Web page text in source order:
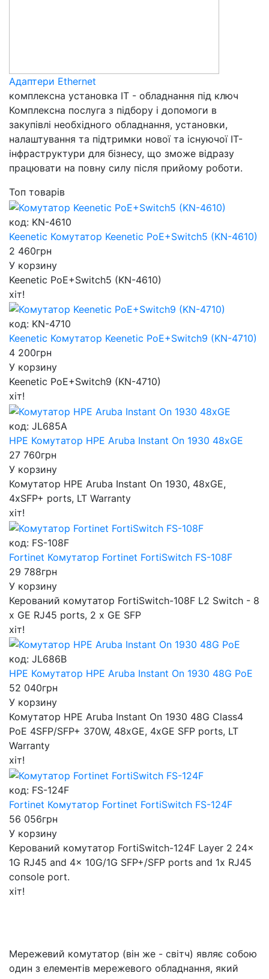
Адаптери Ethernet
комплексна установка ІТ - обладнання під ключ
Комплексна послуга з підбору і допомоги в
закупівлі необхідного обладнання, установки,
налаштування та підтримки нової та існуючої IT-
інфраструктури для бізнесу, що зможе відразу
працювати на повну силу після прийому роботи.
Топ товарів
код: KN-4610
Keenetic Комутатор Keenetic PoE+Switch5 (KN-4610)
2 460грн
У корзину
Keenetic PoE+Switch5 (KN-4610)
хіт!
код: KN-4710
Keenetic Комутатор Keenetic PoE+Switch9 (KN-4710)
4 200грн
У корзину
Keenetic PoE+Switch9 (KN-4710)
хіт!
код: JL685A
HPE Комутатор HPE Aruba Instant On 1930 48xGE
27 760грн
У корзину
Комутатор HPE Aruba Instant On 1930, 48xGE,
4xSFP+ ports, LT Warranty
хіт!
код: FS-108F
Fortinet Комутатор Fortinet FortiSwitch FS-108F
29 788грн
У корзину
Керований комутатор FortiSwitch-108F L2 Switch - 8
x GE RJ45 ports, 2 x GE SFP
хіт!
код: JL686B
HPE Комутатор HPE Aruba Instant On 1930 48G PoE
52 040грн
У корзину
Комутатор HPE Aruba Instant On 1930 48G Class4
PoE 4SFP/SFP+ 370W, 48xGE, 4xGE SFP ports, LT
Warranty
хіт!
код: FS-124F
Fortinet Комутатор Fortinet FortiSwitch FS-124F
56 056грн
У корзину
Керований комутатор FortiSwitch-124F Layer 2 24x
1G RJ45 and 4x 10G/1G SFP+/SFP ports and 1x RJ45
console port.
хіт!
Мережевий комутатор (він же - світч) являє собою
один з елементів мережевого обладнання, який